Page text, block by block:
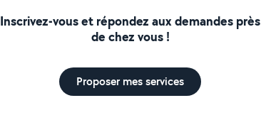
Inscrivez-vous et répondez aux demandes près
de chez vous !
Proposer mes services